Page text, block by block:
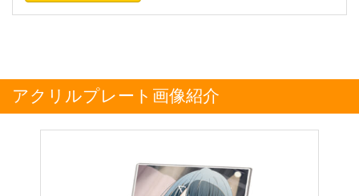
アクリルプレート画像紹介